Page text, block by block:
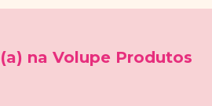
na Volupe Produtos